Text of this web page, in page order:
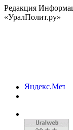
Редакция
«УралПолит.ру»